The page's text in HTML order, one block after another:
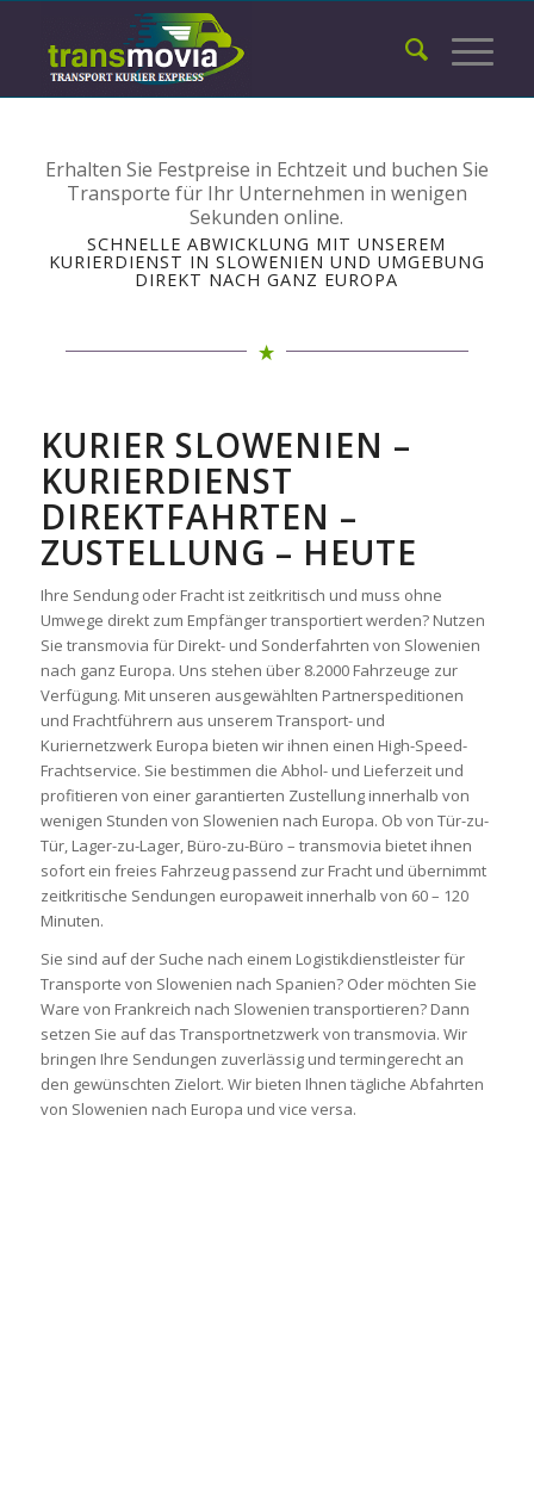
Erhalten Sie Festpreise in Echtzeit und buchen Sie
Transporte für Ihr Unternehmen in wenigen
Sekunden online.
SCHNELLE ABWICKLUNG MIT UNSEREM
KURIERDIENST IN SLOWENIEN UND UMGEBUNG
DIREKT NACH GANZ EUROPA
KURIER SLOWENIEN –
KURIERDIENST
DIREKTFAHRTEN –
ZUSTELLUNG – HEUTE
Ihre Sendung oder Fracht ist zeitkritisch und muss ohne
Umwege direkt zum Empfänger transportiert werden? Nutzen
Sie transmovia für Direkt- und Sonderfahrten von Slowenien
nach ganz Europa. Uns stehen über 8.2000 Fahrzeuge zur
Verfügung. Mit unseren ausgewählten Partnerspeditionen
und Frachtführern aus unserem Transport- und
Kuriernetzwerk Europa bieten wir ihnen einen High-Speed-
Frachtservice. Sie bestimmen die Abhol- und Lieferzeit und
profitieren von einer garantierten Zustellung innerhalb von
wenigen Stunden von Slowenien nach Europa. Ob von Tür-zu-
Tür, Lager-zu-Lager, Büro-zu-Büro – transmovia bietet ihnen
sofort ein freies Fahrzeug passend zur Fracht und übernimmt
zeitkritische Sendungen europaweit innerhalb von 60 – 120
Minuten.
Sie sind auf der Suche nach einem Logistikdienstleister für
Transporte von Slowenien nach Spanien? Oder möchten Sie
Ware von Frankreich nach Slowenien transportieren? Dann
setzen Sie auf das Transportnetzwerk von transmovia. Wir
bringen Ihre Sendungen zuverlässig und termingerecht an
den gewünschten Zielort. Wir bieten Ihnen tägliche Abfahrten
von Slowenien nach Europa und vice versa.